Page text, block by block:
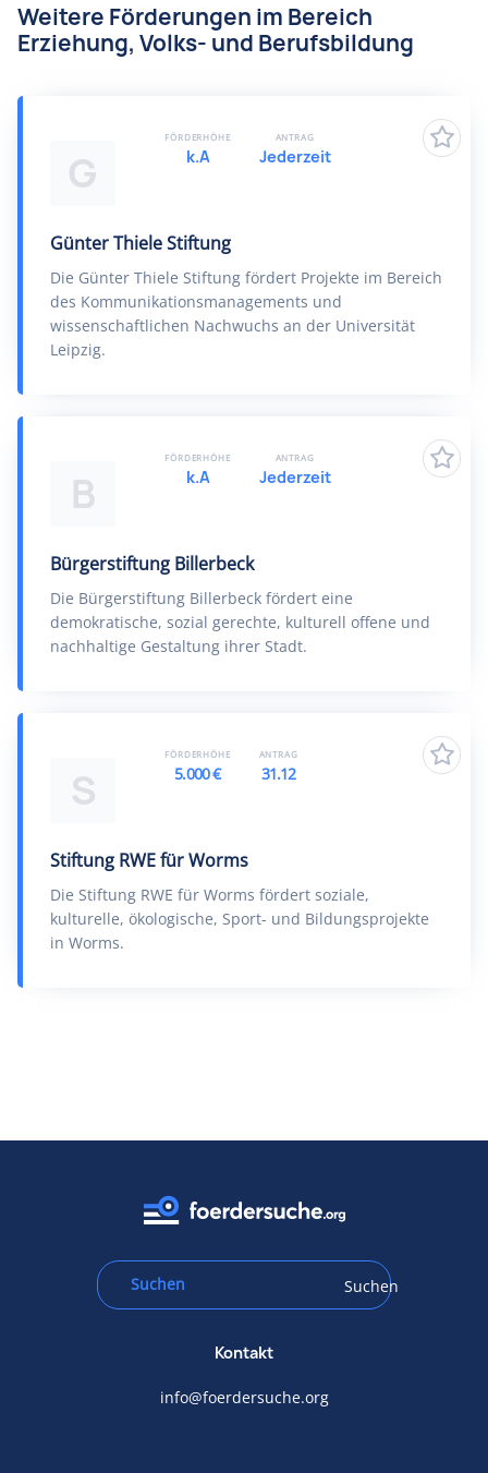
Weitere Förderungen im Bereich
Erziehung, Volks- und Berufsbildung
G
Günter Thiele Stiftung
Die Günter Thiele Stiftung fördert Projekte im Bereich
des Kommunikationsmanagements und
wissenschaftlichen Nachwuchs an der Universität
Leipzig.
FÖRDERHÖHE
k.A
ANTRAG
Jederzeit
B
Bürgerstiftung Billerbeck
Die Bürgerstiftung Billerbeck fördert eine
demokratische, sozial gerechte, kulturell offene und
nachhaltige Gestaltung ihrer Stadt.
FÖRDERHÖHE
k.A
ANTRAG
Jederzeit
S
Stiftung RWE für Worms
Die Stiftung RWE für Worms fördert soziale,
kulturelle, ökologische, Sport- und Bildungsprojekte
in Worms.
FÖRDERHÖHE
5.000 €
ANTRAG
31.12
Suchen
Kontakt
info@foerdersuche.org